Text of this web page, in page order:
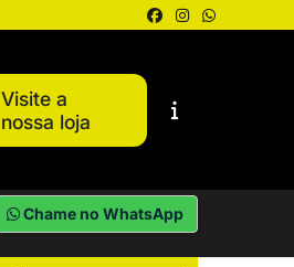
Visite a
nossa loja
Chame no WhatsApp